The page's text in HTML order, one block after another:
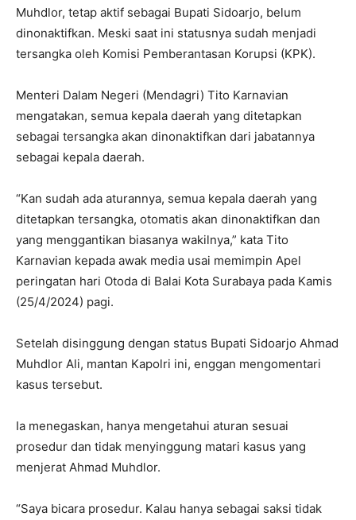
Muhdlor, tetap aktif sebagai Bupati Sidoarjo, belum
dinonaktifkan. Meski saat ini statusnya sudah menjadi
tersangka oleh Komisi Pemberantasan Korupsi (KPK).
Menteri Dalam Negeri (Mendagri) Tito Karnavian
mengatakan, semua kepala daerah yang ditetapkan
sebagai tersangka akan dinonaktifkan dari jabatannya
sebagai kepala daerah.
“Kan sudah ada aturannya, semua kepala daerah yang
ditetapkan tersangka, otomatis akan dinonaktifkan dan
yang menggantikan biasanya wakilnya,” kata Tito
Karnavian kepada awak media usai memimpin Apel
peringatan hari Otoda di Balai Kota Surabaya pada Kamis
(25/4/2024) pagi.
Setelah disinggung dengan status Bupati Sidoarjo Ahmad
Muhdlor Ali, mantan Kapolri ini, enggan mengomentari
kasus tersebut.
Ia menegaskan, hanya mengetahui aturan sesuai
prosedur dan tidak menyinggung matari kasus yang
menjerat Ahmad Muhdlor.
“Saya bicara prosedur. Kalau hanya sebagai saksi tidak